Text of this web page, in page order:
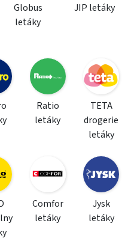
Globus
letáky
JIP letáky
Ratio
letáky
TETA
drogerie
letáky
Comfor
letáky
Jysk
letáky